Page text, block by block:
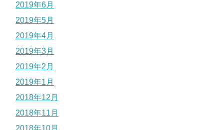
2019年6月
2019年5月
2019年4月
2019年3月
2019年2月
2019年1月
2018年12月
2018年11月